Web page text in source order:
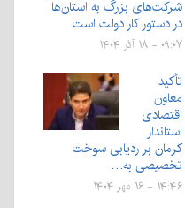
شرکت‌های بزرگ به استان‌ها
در دستور کار دولت است
۰۹:۰۷ - ۱۸ آذر ۱۴۰۴
تأکید
معاون
اقتصادی
استاندار
کرمان بر ردیابی سوخت
تخصیصی به…
۱۴:۴۶ - ۱۶ مهر ۱۴۰۴